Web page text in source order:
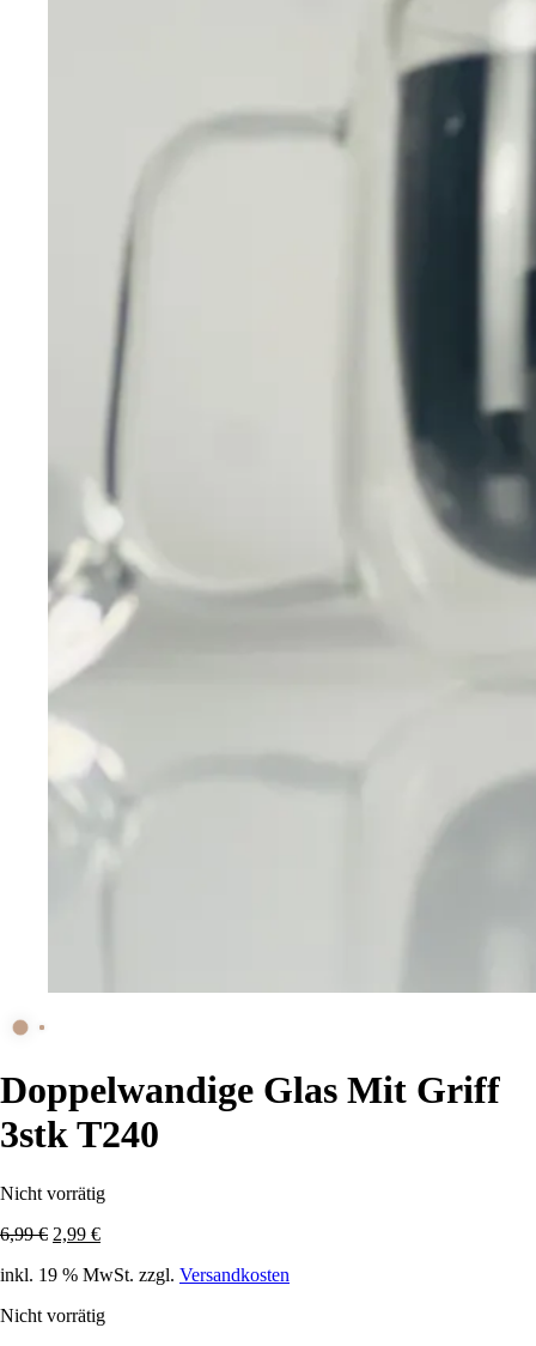
Doppelwandige Glas Mit Griff
3stk T240
Nicht vorrätig
6,99€ Ursprünglicher
war:
2,99 €Aktueller
ist:
inkl. 19 % MwSt. zzgl. Versandkosten
Nicht vorrätig